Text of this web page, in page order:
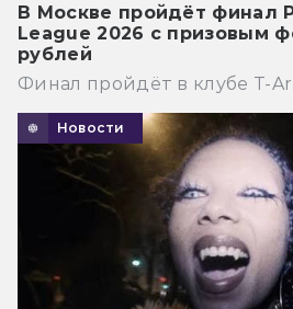
В Москве пройдёт финал
League 2026 с призовым
рублей
Финал пройдёт в клубе T-
Новости